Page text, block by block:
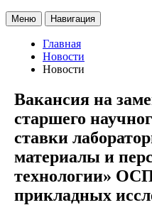
Меню Навигация
Главная
Новости
Новости
Вакансия на
старшего
ставки
материалы и
технологии»
прикладных